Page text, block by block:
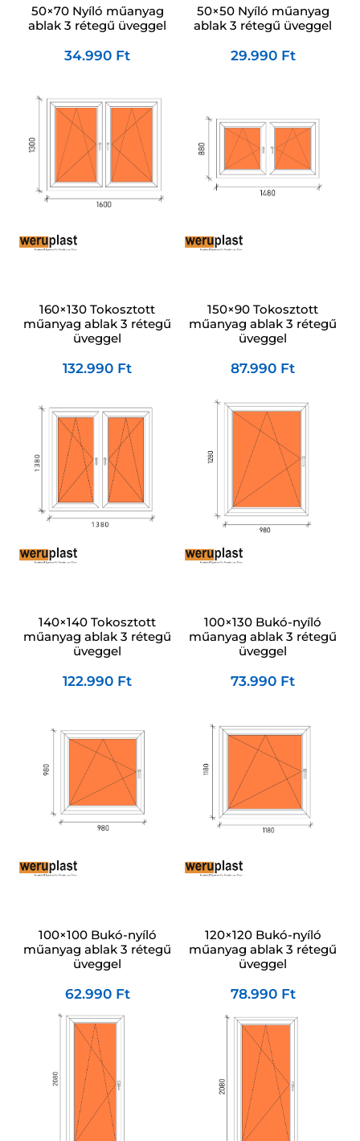
50×70 Nyíló műanyag
ablak 3 rétegű üveggel
34.990 Ft
50×50 Nyíló műanyag
ablak 3 rétegű üveggel
29.990 Ft
160×130 Tokosztott
műanyag ablak 3 rétegű
üveggel
132.990 Ft
150×90 Tokosztott
műanyag ablak 3 rétegű
üveggel
87.990 Ft
140×140 Tokosztott
műanyag ablak 3 rétegű
üveggel
122.990 Ft
100×130 Bukó-nyíló
műanyag ablak 3 rétegű
üveggel
73.990 Ft
100×100 Bukó-nyíló
műanyag ablak 3 rétegű
üveggel
62.990 Ft
120×120 Bukó-nyíló
műanyag ablak 3 rétegű
üveggel
78.990 Ft